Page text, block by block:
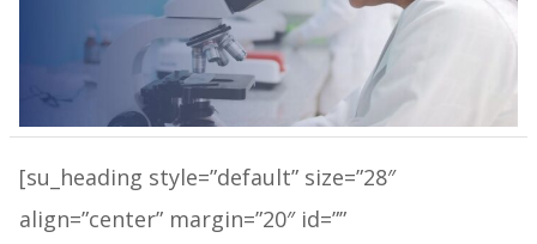
[su_heading style=”default” size=”28″
align=”center” margin=”20″ id=””